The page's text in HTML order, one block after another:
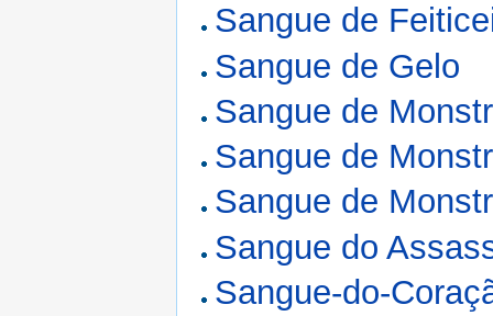
Sangue de
Sangue de Gelo
Sangue de
Sangue de
Sangue de
Sangue do
Sangue-do-